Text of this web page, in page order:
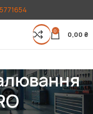
0 0,00 ₴